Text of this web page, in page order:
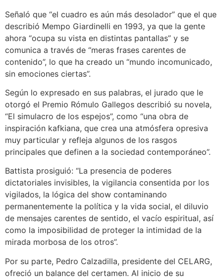
Señaló que “el cuadro es aún más desolador” que el que
describió Mempo Giardinelli en 1993, ya que la gente
ahora “ocupa su vista en distintas pantallas” y se
comunica a través de “meras frases carentes de
contenido”, lo que ha creado un “mundo incomunicado,
sin emociones ciertas”.
Según lo expresado en sus palabras, el jurado que le
otorgó el Premio Rómulo Gallegos describió su novela,
“El simulacro de los espejos”, como “una obra de
inspiración kafkiana, que crea una atmósfera opresiva
muy particular y refleja algunos de los rasgos
principales que definen a la sociedad contemporáneo”.
Battista prosiguió: “La presencia de poderes
dictatoriales invisibles, la vigilancia consentida por los
vigilados, la lógica del show contaminando
permanentemente la política y la vida social, el diluvio
de mensajes carentes de sentido, el vacío espiritual, así
como la imposibilidad de proteger la intimidad de la
mirada morbosa de los otros”.
Por su parte, Pedro Calzadilla, presidente del CELARG,
ofreció un balance del certamen. Al inicio de su